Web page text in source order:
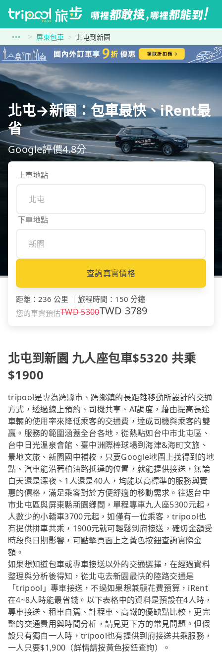
屏東包車 北屯到新園
北屯→新園：包車最快、iRent最
省
Google評價4.8分
上車地點
下車地點
查詢真實價格
距離 ： 236 公里 旅程時間 ： 150 分鐘
您的車資預估TWD5300TWD 3789
北屯到新園 九人座包車$5320 共乘
$1900
tripool是專為跨縣市、跨鄉鎮的長距離移動所設計的交通
方式，透過線上預約、司機共享、AI調度，藉由提高長途
車輛的使用率來降低乘客的交通費，達成司機與乘客的雙
贏。服務的範圍涵蓋全台各地，從熱點如台中市北屯區、
台中日光溫泉會館、臺中洲際棒球場到海津&海町文旅、
景地文旅、新園國中補校，只要Google地圖上找得到的地
點、汽車能沿著柏油路抵達的位置，就能提供接送，無論
白天還是深夜、1人還是40人，均能以高標準的服務與實
惠的價格，滿足乘客對於方便舒適的移動需求。往返台中
市北屯區與屏東縣新園鄉間，單程專車九人座5300元起，
人數少的小轎車3700元起，如僅有一位乘客，tripool也
有提供拼車共乘，1900元就可輕鬆到府接送，確切金額受
時段與日期影響，可點擊頁面上之黃色按鈕查詢實際金
額。
如果想知道包車或專車接送以外的交通選擇，在經過資料
整理與分析後得知，從北屯去新園最快的陸路交通是
「tripool」專車接送，不過如果想兼顧花費預算，iRent
在4~8人時能最省錢。以下表格中的資料是預設在4人時，
專車接送、租車自駕、計程車、高鐵的優缺點比較，更完
整的交通費用與時間分析，請見更下方的常見問題。但假
設只有獨自一人時，tripool也有提供到府接送共乘服務，
一人只要$1,900（詳情請按黃色按鈕查詢）。